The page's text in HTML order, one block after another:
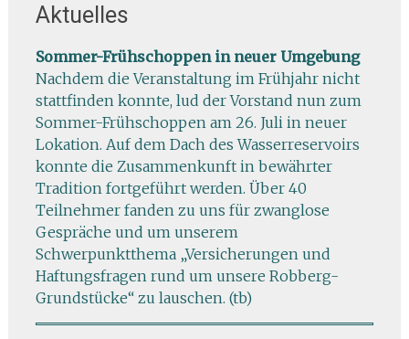
Aktuelles
Sommer-Frühschoppen in neuer Umgebung
Nachdem die Veranstaltung im Frühjahr nicht
stattfinden konnte, lud der Vorstand nun zum
Sommer-Frühschoppen am 26. Juli in neuer
Lokation. Auf dem Dach des Wasserreservoirs
konnte die Zusammenkunft in bewährter
Tradition fortgeführt werden. Über 40
Teilnehmer fanden zu uns für zwanglose
Gespräche und um unserem
Schwerpunktthema „Versicherungen und
Haftungsfragen rund um unsere Robberg-
Grundstücke“ zu lauschen. (tb)